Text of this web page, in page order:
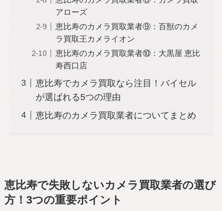
アローズ
恵比寿のカメラ買取業者⑨：百獣のカメ
ラ買取王カメライオン
恵比寿のカメラ買取業者⑩：大黒屋 恵比
寿西口店
恵比寿でカメラ買取なら注目！バイセル
が選ばれる5つの理由
恵比寿のカメラ買取業者についてまとめ
恵比寿で失敗しないカメラ買取業者の選び
方！3つの重要ポイント